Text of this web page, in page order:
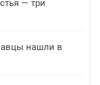
— три
нашли в